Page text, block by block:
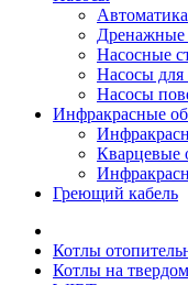
Дренажные
Насосные
Насосы
Насосы
Инфракрасные
Кварцевые
Греющий кабель
Котлы
Котлы на